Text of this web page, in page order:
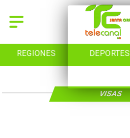
REGIONES DEPORTES
VISAS